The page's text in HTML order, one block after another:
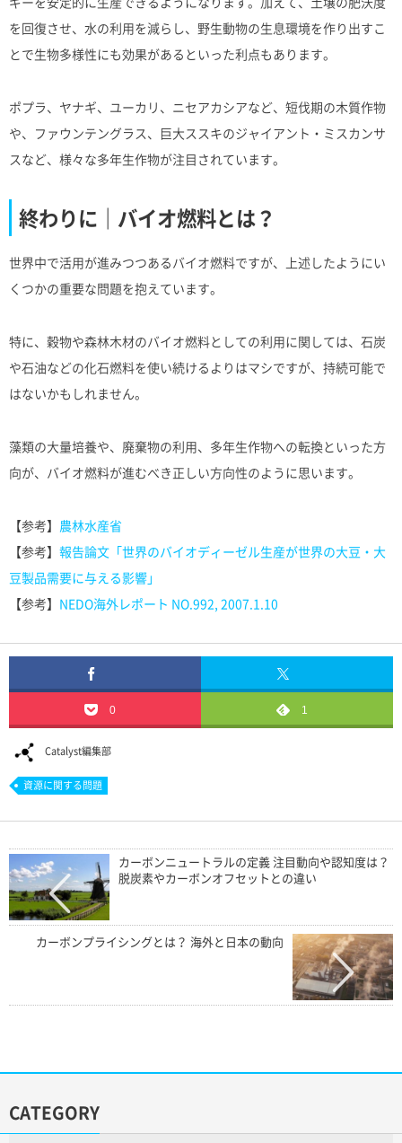
を回復させ、水の利用を減らし、野生動物の生息環境を作り出すこ
とで生物多様性にも効果があるといった利点もあります。
ポプラ、ヤナギ、ユーカリ、ニセアカシアなど、短伐期の木質作物
や、ファウンテングラス、巨大ススキのジャイアント・ミスカンサ
スなど、様々な多年生作物が注目されています。
終わりに｜バイオ燃料とは？
世界中で活用が進みつつあるバイオ燃料ですが、上述したようにい
くつかの重要な問題を抱えています。
特に、穀物や森林木材のバイオ燃料としての利用に関しては、石炭
や石油などの化石燃料を使い続けるよりはマシですが、持続可能で
はないかもしれません。
藻類の大量培養や、廃棄物の利用、多年生作物への転換といった方
向が、バイオ燃料が進むべき正しい方向性のように思います。
【参考】 農林水産省
【参考】 報告論文「世界のバイオディーゼル生産が世界の大豆・大
豆製品需要に与える影響」
【参考】 NEDO海外レポート NO.992, 2007.1.10
0 1
Catalyst編集部
資源に関する問題
カーボンニュートラルの定義 注目動向や認知度は？
脱炭素やカーボンオフセットとの違い
カーボンプライシングとは？ 海外と日本の動向
CATEGORY